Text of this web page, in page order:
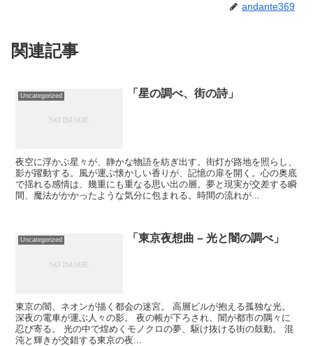
andante369
関連記事
Uncategorized 「星の調べ、街の詩」
夜空に浮かぶ星々が、静かな物語を紡ぎ出す。街灯が路地を照らし、
影が躍動する。風が運ぶ懐かしい香りが、記憶の扉を開く。心の奥底
で揺れる感情は、幾重にも重なる思い出の層。夢と現実が交差する瞬
間、魔法がかかったような気分に包まれる。時間の流れが...
Uncategorized 「東京夜想曲 – 光と闇の調べ」
東京の闇、ネオンが描く都会の迷宮。 高層ビルが抱える孤独な光。
深夜の電車が運ぶ人々の影。 夜の帳が下ろされ、闇が都市の隅々に
忍び寄る。 光の中で煌めくモノクロの夢、駆け抜ける街の鼓動。 混
沌と輝きが交錯する東京の夜...